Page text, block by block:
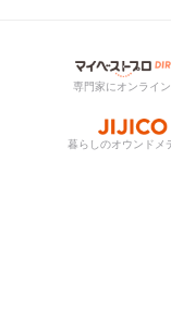
専門家にオンライ
暮らしのオウンドメ